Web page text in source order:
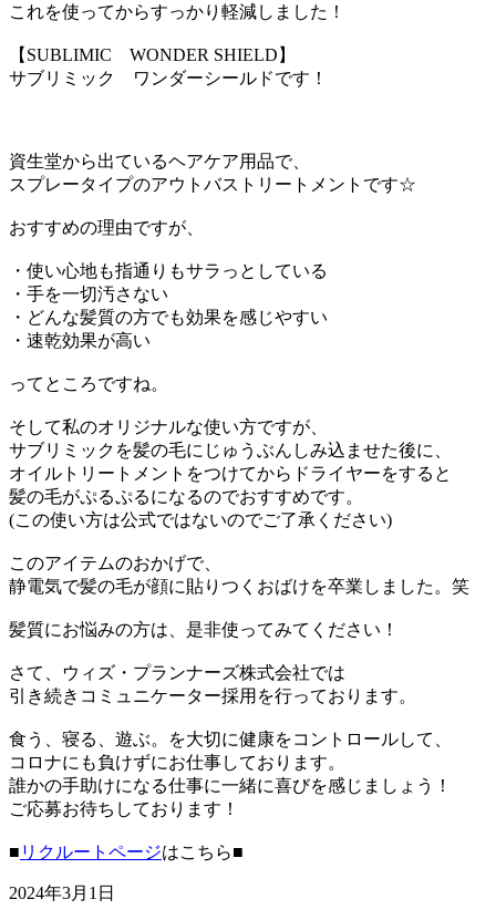
これを使ってからすっかり軽減しました！
【SUBLIMIC WONDER SHIELD】
サブリミック ワンダーシールドです！
資生堂から出ているヘアケア用品で、
スプレータイプのアウトバストリートメントです☆
おすすめの理由ですが、
・使い心地も指通りもサラっとしている
・手を一切汚さない
・どんな髪質の方でも効果を感じやすい
・速乾効果が高い
ってところですね。
そして私のオリジナルな使い方ですが、
サブリミックを髪の毛にじゅうぶんしみ込ませた後に、
オイルトリートメントをつけてからドライヤーをすると
髪の毛がぷるぷるになるのでおすすめです。
(この使い方は公式ではないのでご了承ください)
このアイテムのおかげで、
静電気で髪の毛が顔に貼りつくおばけを卒業しました。笑
髪質にお悩みの方は、是非使ってみてください！
さて、ウィズ・プランナーズ株式会社では
引き続きコミュニケーター採用を行っております。
食う、寝る、遊ぶ。を大切に健康をコントロールして、
コロナにも負けずにお仕事しております。
誰かの手助けになる仕事に一緒に喜びを感じましょう！
ご応募お待ちしております！
■ リクルートページはこちら■
2024年3月1日